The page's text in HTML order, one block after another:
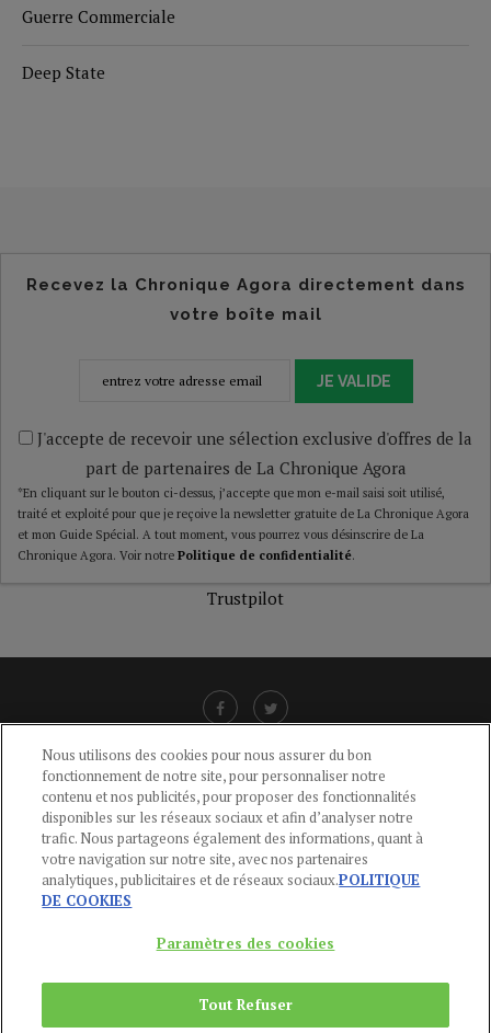
Guerre Commerciale
Deep State
Recevez la Chronique Agora directement dans
votre boîte mail
JE VALIDE
J'accepte de recevoir une sélection exclusive d'offres de la
part de partenaires de La Chronique Agora
*En cliquant sur le bouton ci-dessus, j’accepte que mon e-mail saisi soit utilisé,
traité et exploité pour que je reçoive la newsletter gratuite de La Chronique Agora
et mon Guide Spécial. A tout moment, vous pourrez vous désinscrire de La
Chronique Agora. Voir notre Politique de confidentialité.
Trustpilot
CGU-POLITIQUE DE CONFIDENTIALITÉ -POLITIQUE DES COOKIES
MENTIONS LÉGALES -AIDE
CONTACT
01 44 59 91 11
Du Lundi au Vendredi, 9h-13h et 14h-17h
Nous utilisons des cookies pour nous assurer du bon
fonctionnement de notre site, pour personnaliser notre
contenu et nos publicités, pour proposer des fonctionnalités
disponibles sur les réseaux sociaux et afin d’analyser notre
trafic. Nous partageons également des informations, quant à
votre navigation sur notre site, avec nos partenaires
analytiques, publicitaires et de réseaux sociaux.POLITIQUE
DE COOKIES
Paramètres des cookies
Tout Refuser